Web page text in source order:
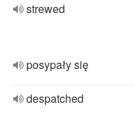
strewed
posypały się
despatched